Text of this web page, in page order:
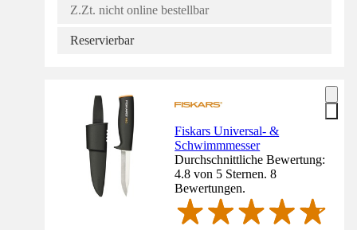
Z.Zt. nicht online bestellbar
Reservierbar
Fiskars Universal- &
Schwimmmesser
Durchschnittliche Bewertung:
4.8 von 5 Sternen. 8
Bewertungen.